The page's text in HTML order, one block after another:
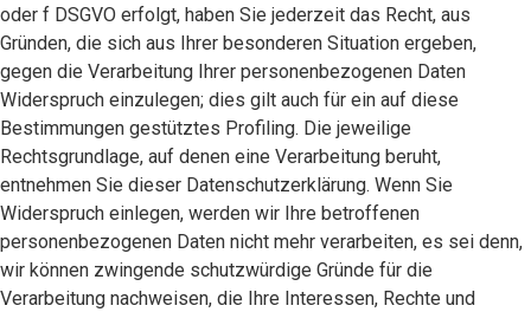
oder f DSGVO erfolgt, haben Sie jederzeit das Recht, aus
Gründen, die sich aus Ihrer besonderen Situation ergeben,
gegen die Verarbeitung Ihrer personenbezogenen Daten
Widerspruch einzulegen; dies gilt auch für ein auf diese
Bestimmungen gestütztes Profiling. Die jeweilige
Rechtsgrundlage, auf denen eine Verarbeitung beruht,
entnehmen Sie dieser Datenschutzerklärung. Wenn Sie
Widerspruch einlegen, werden wir Ihre betroffenen
personenbezogenen Daten nicht mehr verarbeiten, es sei denn,
wir können zwingende schutzwürdige Gründe für die
Verarbeitung nachweisen, die Ihre Interessen, Rechte und